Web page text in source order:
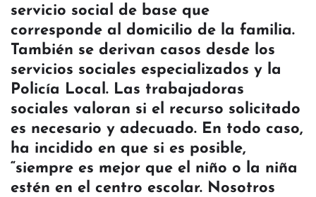
servicio social de base que
corresponde al domicilio de la familia.
También se derivan casos desde los
servicios sociales especializados y la
Policía Local. Las trabajadoras
sociales valoran si el recurso solicitado
es necesario y adecuado. En todo caso,
ha incidido en que si es posible,
“siempre es mejor que el niño o la niña
estén en el centro escolar. Nosotros